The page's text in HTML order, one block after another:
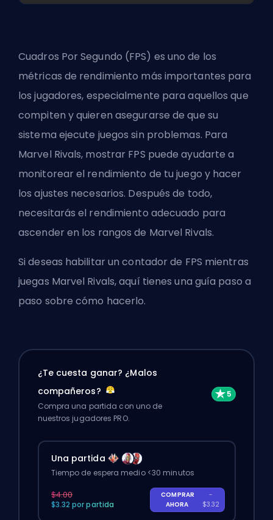
Cuadros Por Segundo (FPS) es uno de los
métricas de rendimiento más importantes para
los jugadores, especialmente para aquellos que
compiten y quieren asegurarse de que su
sistema ejecute juegos sin problemas. Para
Marvel Rivals, mostrar FPS puede ayudarte a
monitorear el rendimiento de tu juego y hacer
los ajustes necesarios. Después de todo,
necesitarás el rendimiento adecuado para
ascender en los rangos de Marvel Rivals.
Si deseas habilitar un contador de FPS mientras
juegas Marvel Rivals, aquí tienes una guía paso a
paso sobre cómo hacerlo.
¿Te cuesta ganar? ¿Malos
compañeros?
Compra una partida con uno de
nuestros jugadores PRO.
Una partida
Tiempo de espera medio <30 minutos
$4.00
$3.32 por partida
COMPRAR
AHORA
-
$3.32